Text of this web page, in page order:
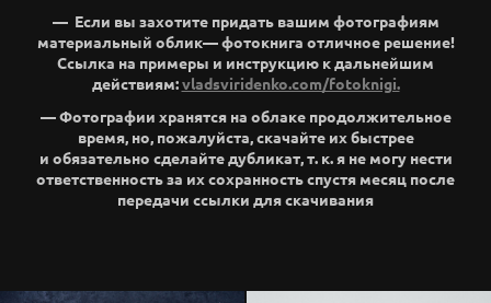
— Если вы захотите придать вашим фотографиям
материальный облик— фотокнига отличное решение!
Ссылка на примеры и инструкцию к дальнейшим
действиям:vladsviridenko.com/fotoknigi.
— Фотографии хранятся на облаке продолжительное
время, но, пожалуйста, скачайте их быстрее
и обязательно сделайте дубликат, т. к. я не могу нести
ответственность за их сохранность спустя месяц после
передачи ссылки для скачивания